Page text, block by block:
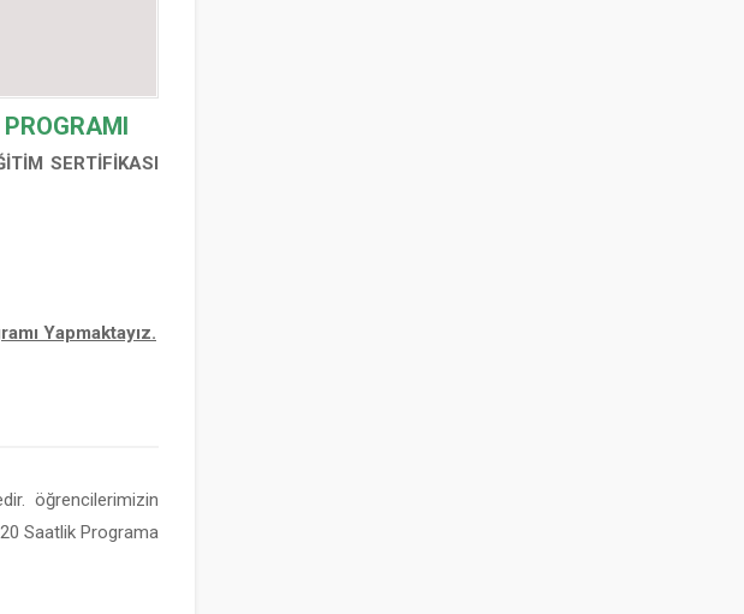
SERTİFİKASI
Yapmaktayız.
öğrencilerimizin
Saatlik Programa